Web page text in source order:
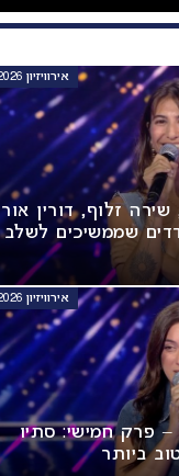
אירוויזיון 2026
זלוף, דורין אור
שממשיכים לשלב
אירוויזיון 2026
– פרק חמישי: סתיו
ביותר